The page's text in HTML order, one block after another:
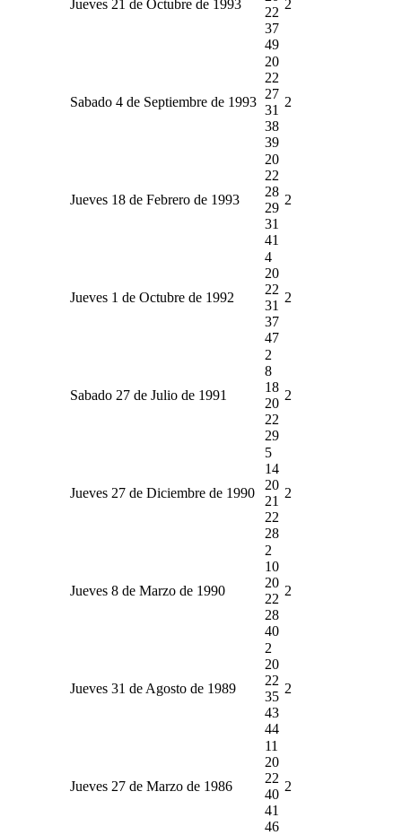
Jueves 21 de Octubre de 1993
22
37
49
2
Sabado 4 de Septiembre de 1993
20
22
27
31
38
39
2
Jueves 18 de Febrero de 1993
20
22
28
29
31
41
2
Jueves 1 de Octubre de 1992
4
20
22
31
37
47
2
Sabado 27 de Julio de 1991
2
8
18
20
22
29
2
Jueves 27 de Diciembre de 1990
5
14
20
21
22
28
2
Jueves 8 de Marzo de 1990
2
10
20
22
28
40
2
Jueves 31 de Agosto de 1989
2
20
22
35
43
44
2
Jueves 27 de Marzo de 1986
11
20
22
40
41
46
2